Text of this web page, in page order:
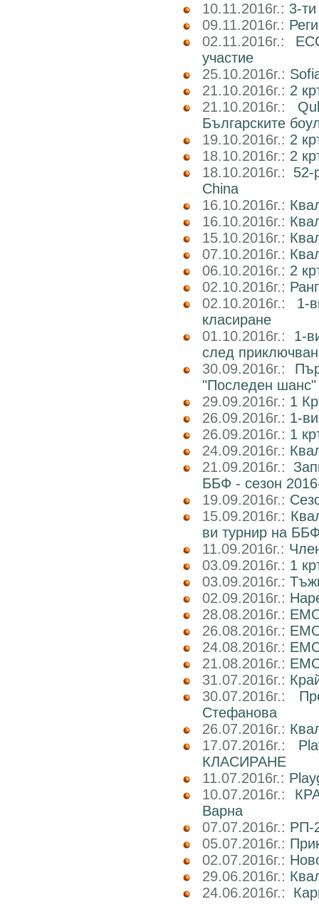
10.11.2016г.: 3-
09.11.2016г.:
02.11.2016г.:
участие
25.10.2016г.:
21.10.2016г.: 2
21.10.2016г.:
Българските
19.10.2016г.: 2
18.10.2016г.: 2
18.10.2016г.: 52-
China
16.10.2016г.:
16.10.2016г.:
15.10.2016г.:
07.10.2016г.:
06.10.2016г.: 2
02.10.2016г.:
02.10.2016г.: 1-
класиране
01.10.2016г.: 1-
след
30.09.2016г.:
"Последен шанс"
29.09.2016г.: 1
26.09.2016г.: 1-
26.09.2016г.: 1
24.09.2016г.:
21.09.2016г.:
ББФ - сезон
19.09.2016г.:
15.09.2016г.:
ви турнир на
11.09.2016г.:
03.09.2016г.: 1
03.09.2016г.:
02.09.2016г.:
28.08.2016г.:
26.08.2016г.:
24.08.2016г.:
21.08.2016г.:
31.07.2016г.:
30.07.2016г.:
Стефанова
26.07.2016г.:
17.07.2016г.:
КЛАСИРАНЕ
11.07.2016г.:
10.07.2016г.:
Варна
07.07.2016г.: РП-
05.07.2016г.:
02.07.2016г.:
29.06.2016г.:
24.06.2016г.: